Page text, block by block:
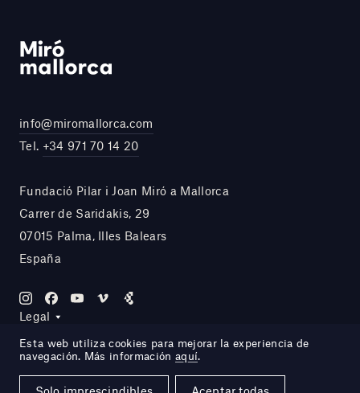
info@miromallorca.com
Tel. +34 971 70 14 20
Fundació Pilar i Joan Miró a Mallorca
Carrer de Saridakis, 29
07015 Palma, Illes Balears
España
Legal
Site by DOMO—A
Esta web utiliza cookies para mejorar la experiencia de
navegación. Más información aquí.